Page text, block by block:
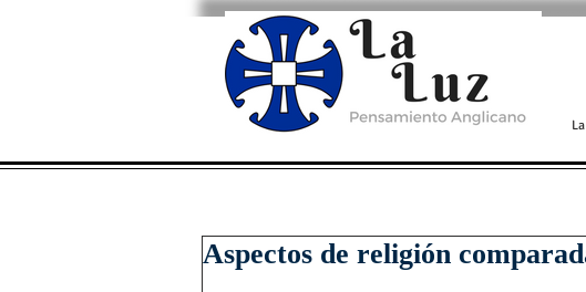
Aspectos de religión